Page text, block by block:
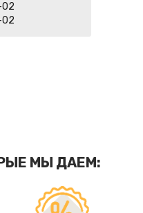
МЫ ДАЕМ: